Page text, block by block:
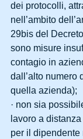
dei protocolli,
nell’ambito
29bis del
sono misure
contagio in
dall’alto numero
quella azienda);
· non sia
lavoro a
per il dipendente